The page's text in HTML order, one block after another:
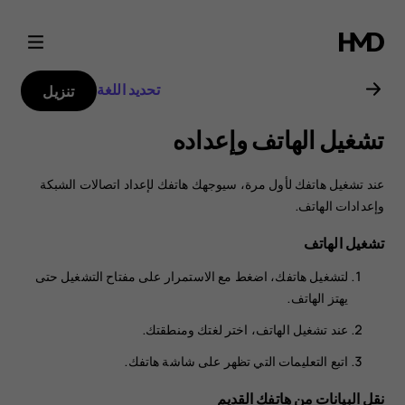
دليل
مستخدم
هاتف
Nokia
8.1
تحديد اللغة تنزيل
تشغيل الهاتف وإعداده
عند تشغيل هاتفك لأول مرة، سيوجهك هاتفك لإعداد اتصالات الشبكة
وإعدادات الهاتف.
تشغيل الهاتف
لتشغيل هاتفك، اضغط مع الاستمرار على مفتاح التشغيل حتى
يهتز الهاتف.
عند تشغيل الهاتف، اختر لغتك ومنطقتك.
اتبع التعليمات التي تظهر على شاشة هاتفك.
نقل البيانات من هاتفك القديم